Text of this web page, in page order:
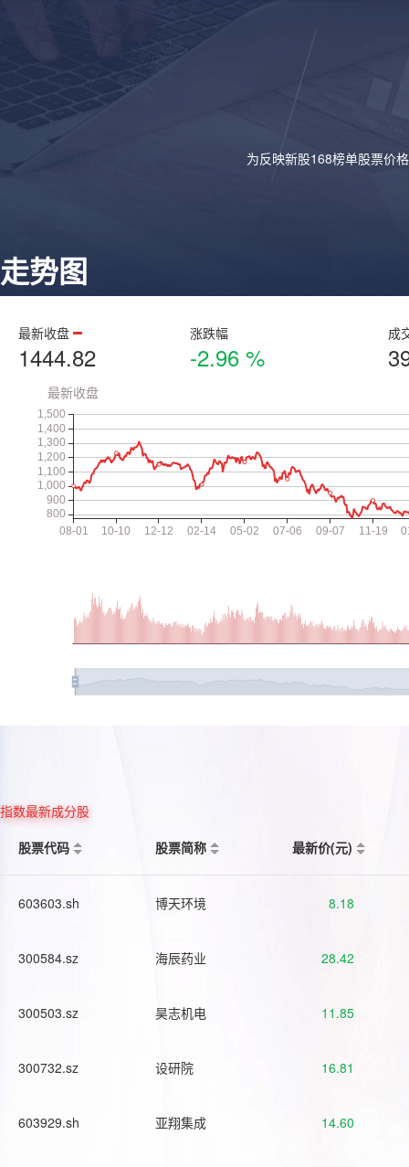
为反映新股168榜单股票价
走势图
最新收盘
1444.82
涨跌幅
-2.96 %
成
指数最新成分股
股票代码
股票简称 最新价(元)
603603.sh 博天环境 8.18
300584.sz 海辰药业 28.42
300503.sz 昊志机电 11.85
300732.sz 设研院 16.81
603929.sh 亚翔集成 14.60